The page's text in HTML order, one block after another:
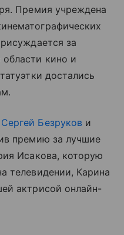
Премия учреждена
за
кино и
достались
Сергей Безруков и
премию за лучшие
Исакова, которую
телевидении, Карина
актрисой онлайн-